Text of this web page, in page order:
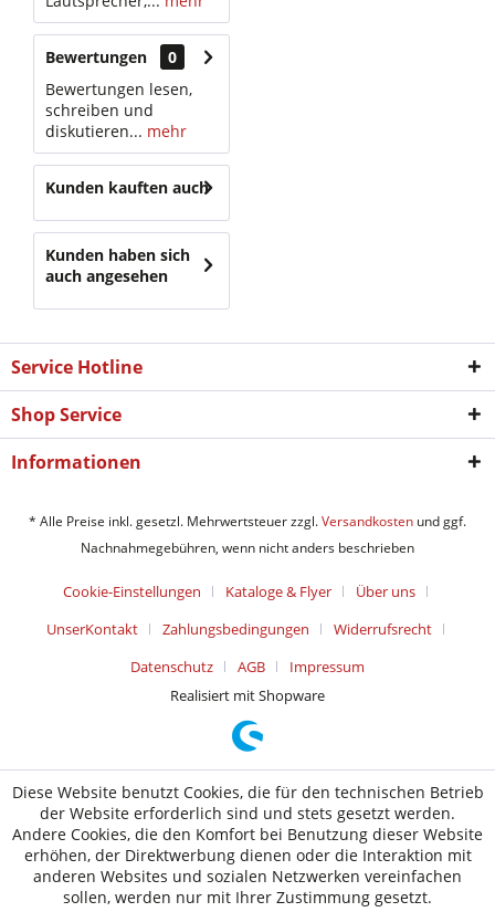
Bewertungen
0
Bewertungen lesen,
schreiben und
diskutieren... mehr
Kunden kauften auch
Kunden haben sich
auch angesehen
Service Hotline
Shop Service
Informationen
* Alle Preise inkl. gesetzl. Mehrwertsteuer zzgl.Versandkosten und ggf.
Nachnahmegebühren, wenn nicht anders beschrieben
Cookie-Einstellungen Kataloge & Flyer
Über uns
UnserKontakt
Zahlungsbedingungen
Widerrufsrecht
Datenschutz
AGB
Impressum
Realisiert mit Shopware
Diese Website benutzt Cookies, die für den technischen Betrieb
der Website erforderlich sind und stets gesetzt werden.
Andere Cookies, die den Komfort bei Benutzung dieser Website
erhöhen, der Direktwerbung dienen oder die Interaktion mit
anderen Websites und sozialen Netzwerken vereinfachen
sollen, werden nur mit Ihrer Zustimmung gesetzt.